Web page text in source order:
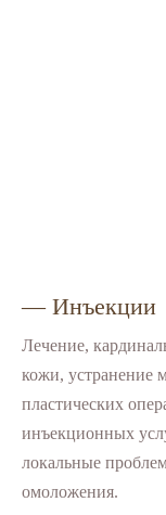
— Инъекции
Лечение,
кожи, устранение
пластических
инъекционных
локальные
омоложения.